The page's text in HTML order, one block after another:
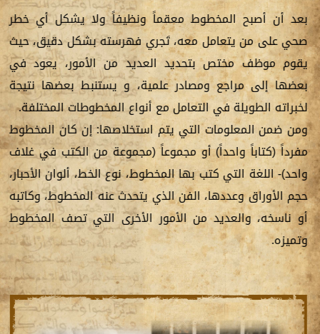
بعد أن أصبح المخطوط معقماً ونظيفاً ولا يشكل أي خطر
صحي على من يتعامل معه، تَجري فهرسته بشكل دقيق، حيث
يقوم موظف مختص بتحديد العديد من الأمور، يعود في
بعضها إلى مراجع ومصادر علمية، و يستنبط بعضها نتيجة
لخبراته الطويلة في التعامل مع أنواع المخطوطات المختلفة.
ومن ضمن المعلومات التي يتم استخلاصها: إن كان المخطوط
مفرداً (كتاباً واحداً) أو مجموعاً (مجموعة من الكتب في غلاف
واحد)- اللغة التي كتب بها المخطوط، نوع الخط، ألوان الأحبار،
حجم الأوراق وعددها، الفن الذي يتحدث عنه المخطوط، وكاتبه
أو ناسخه، والعديد من الأمور الأخرى التي تصف المخطوط
وتميزه.